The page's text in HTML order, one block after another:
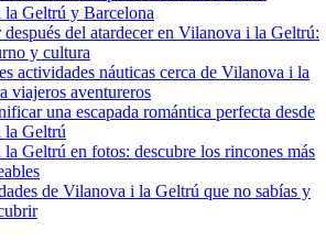
Geltrú y Barcelona
después del atardecer en Vilanova i la Geltrú:
y cultura
actividades náuticas cerca de Vilanova i la
viajeros aventureros
una escapada romántica perfecta desde
Geltrú
Geltrú en fotos: descubre los rincones más
de Vilanova i la Geltrú que no sabías y